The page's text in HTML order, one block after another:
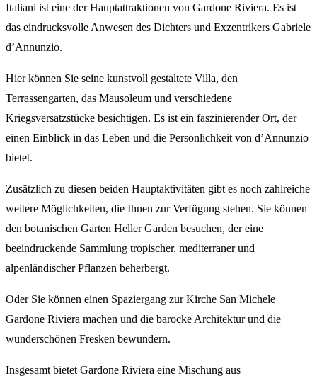
Italiani ist eine der Hauptattraktionen von Gardone Riviera. Es ist
das eindrucksvolle Anwesen des Dichters und Exzentrikers Gabriele
d’Annunzio.
Hier können Sie seine kunstvoll gestaltete Villa, den
Terrassengarten, das Mausoleum und verschiedene
Kriegsversatzstücke besichtigen. Es ist ein faszinierender Ort, der
einen Einblick in das Leben und die Persönlichkeit von d’Annunzio
bietet.
Zusätzlich zu diesen beiden Hauptaktivitäten gibt es noch zahlreiche
weitere Möglichkeiten, die Ihnen zur Verfügung stehen. Sie können
den botanischen Garten Heller Garden besuchen, der eine
beeindruckende Sammlung tropischer, mediterraner und
alpenländischer Pflanzen beherbergt.
Oder Sie können einen Spaziergang zur Kirche San Michele
Gardone Riviera machen und die barocke Architektur und die
wunderschönen Fresken bewundern.
Insgesamt bietet Gardone Riviera eine Mischung aus